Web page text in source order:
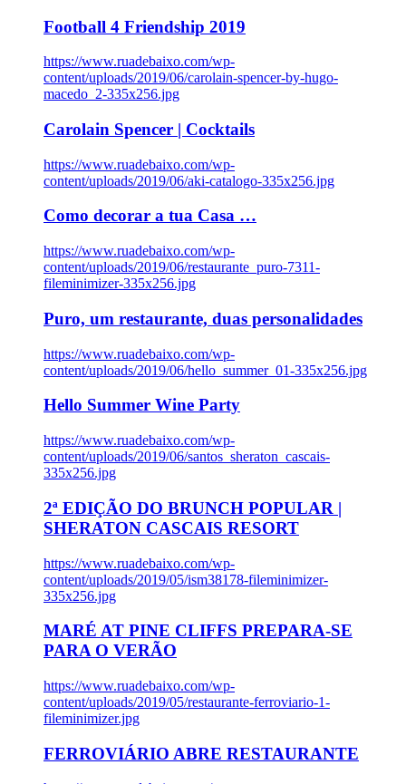
Football 4 Friendship 2019
https://www.ruadebaixo.com/wp-
content/uploads/2019/06/carolain-spencer-by-hugo-
macedo_2-335x256.jpg
Carolain Spencer | Cocktails
https://www.ruadebaixo.com/wp-
content/uploads/2019/06/aki-catalogo-335x256.jpg
Como decorar a tua Casa …
https://www.ruadebaixo.com/wp-
content/uploads/2019/06/restaurante_puro-7311-
fileminimizer-335x256.jpg
Puro, um restaurante, duas personalidades
https://www.ruadebaixo.com/wp-
content/uploads/2019/06/hello_summer_01-335x256.jpg
Hello Summer Wine Party
https://www.ruadebaixo.com/wp-
content/uploads/2019/06/santos_sheraton_cascais-
335x256.jpg
2ª EDIÇÃO DO BRUNCH POPULAR |
SHERATON CASCAIS RESORT
https://www.ruadebaixo.com/wp-
content/uploads/2019/05/ism38178-fileminimizer-
335x256.jpg
MARÉ AT PINE CLIFFS PREPARA-SE
PARA O VERÃO
https://www.ruadebaixo.com/wp-
content/uploads/2019/05/restaurante-ferroviario-1-
fileminimizer.jpg
FERROVIÁRIO ABRE RESTAURANTE